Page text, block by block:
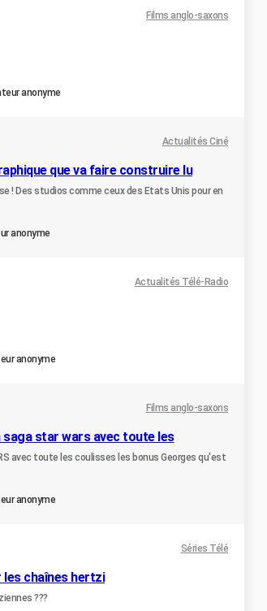
Films anglo-saxons
anonyme
Actualités Ciné
que va faire construire lu
! Des studios comme ceux des Etats Unis pour en
anonyme
Actualités Télé-Radio
anonyme
Films anglo-saxons
saga star wars avec toute les
avec toute les coulisses les bonus Georges qu'est
anonyme
Séries Télé
les chaînes hertzi
???